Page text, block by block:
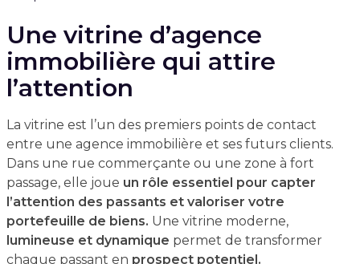
Une vitrine d’agence
immobilière qui attire
l’attention
La vitrine est l’un des premiers points de contact
entre une agence immobilière et ses futurs clients.
Dans une rue commerçante ou une zone à fort
passage, elle joue un rôle essentiel pour capter
l’attention des passants et valoriser votre
portefeuille de biens. Une vitrine moderne,
lumineuse et dynamique permet de transformer
chaque passant en prospect potentiel.